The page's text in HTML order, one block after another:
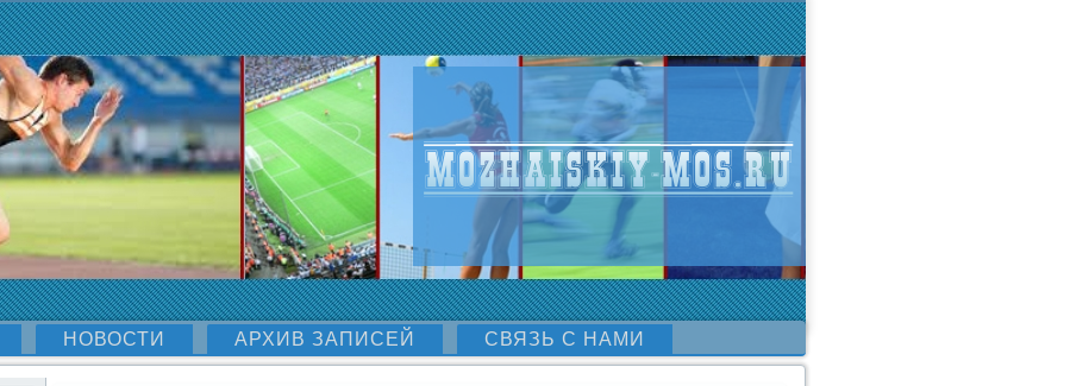
НОВОСТИ АРХИВ ЗАПИСЕЙ СВЯЗЬ С НАМИ